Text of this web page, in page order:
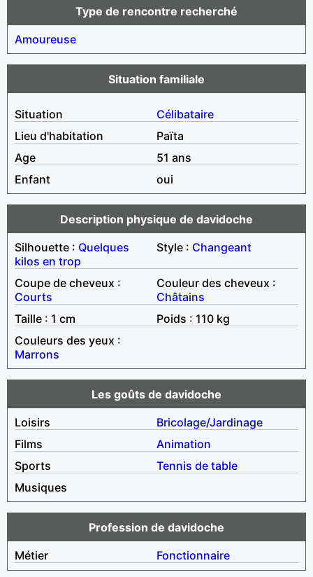
Type de rencontre recherché
Amoureuse
Situation familiale
Situation
Célibataire
Lieu d'habitation
Païta
Age
51 ans
Enfant
oui
Description physique de davidoche
Silhouette : Quelques
kilos en trop
Style : Changeant
Coupe de cheveux :
Courts
Couleur des cheveux :
Châtains
Taille : 1 cm
Poids : 110 kg
Couleurs des yeux :
Marrons
Les goûts de davidoche
Loisirs
Bricolage/Jardinage
Films
Animation
Sports
Tennis de table
Musiques
Profession de davidoche
Métier
Fonctionnaire